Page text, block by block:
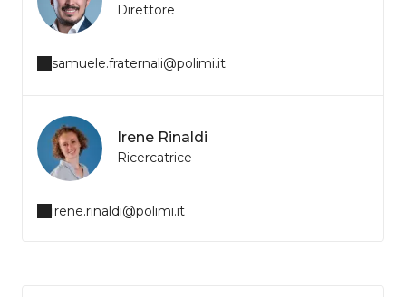
Direttore
samuele.fraternali@polimi.it
Irene Rinaldi
Ricercatrice
irene.rinaldi@polimi.it